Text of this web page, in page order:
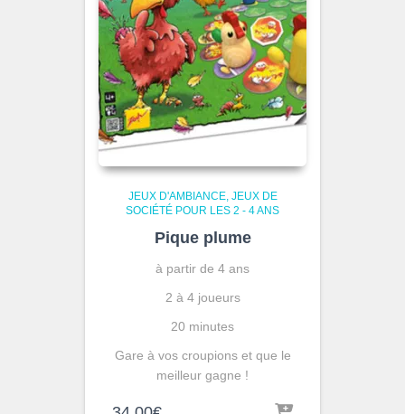
JEUX D'AMBIANCE JEUX DE
SOCIÉTÉ POUR LES 2 - 4 ANS
Pique plume
à partir de 4 ans
2 à 4 joueurs
20 minutes
Gare à vos croupions et que le
meilleur gagne !